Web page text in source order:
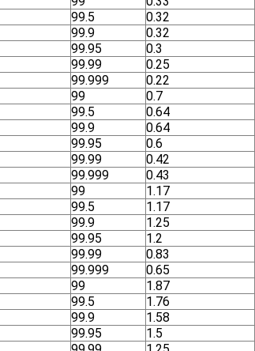
99.5
0.32
99.9
0.32
99.95
0.3
99.99
0.25
99.999 0.22
99 0.7
99.5
0.64
99.9
0.64
99.95
0.6
99.99
0.42
99.999 0.43
99 1.17
99.5
1.17
99.9
1.25
99.95
1.2
99.99
0.83
99.999 0.65
99 1.87
99.5
1.76
99.9
1.58
99.95
1.5